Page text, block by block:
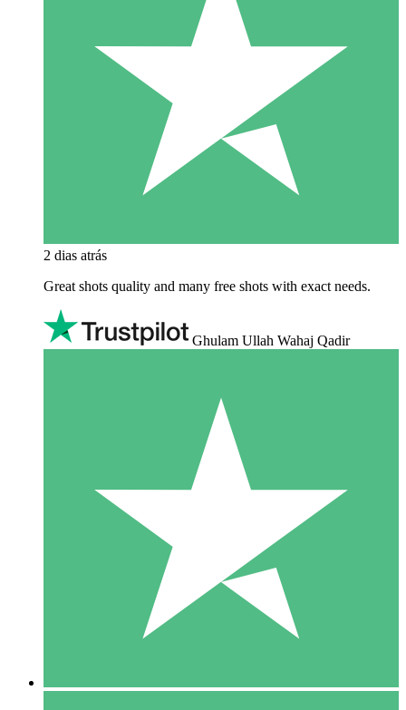
2 dias atrás
Great shots quality and many free shots with exact needs.
Ghulam Ullah Wahaj Qadir